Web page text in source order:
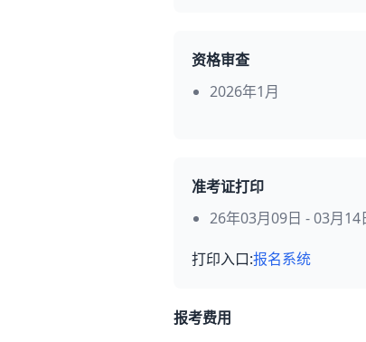
资格审查
2026年1月
准考证打印
26年03月09日 - 03月
打印入口:报名系统
报考费用